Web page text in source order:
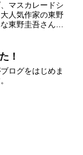
マスカレードシ
人気作家の東野
東野圭吾さんの
！
ログをはじめま